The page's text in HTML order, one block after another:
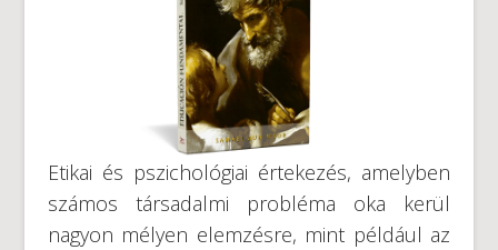
Etikai és pszichológiai értekezés, amelyben
számos társadalmi probléma oka kerül
nagyon mélyen elemzésre, mint például az